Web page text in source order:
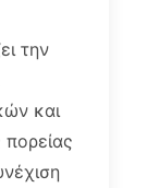
την
και